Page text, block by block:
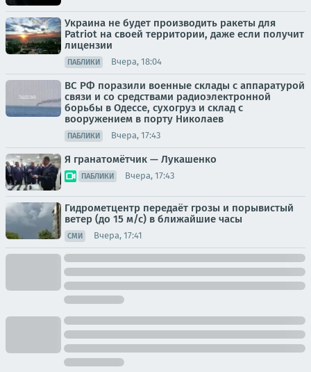
Украина не будет производить ракеты для
Patriot на своей территории, даже если получит
лицензии
ПАБЛИКИ Вчера, 18:04
ВС РФ поразили военные склады с аппаратурой
связи и со средствами радиоэлектронной
борьбы в Одессе, сухогруз и склад с
вооружением в порту Николаев
ПАБЛИКИ Вчера, 17:43
Я гранатомётчик — Лукашенко
ПАБЛИКИ Вчера, 17:43
Гидрометцентр передаёт грозы и порывистый
ветер (до 15 м/с) в ближайшие часы
СМИ Вчера, 17:41